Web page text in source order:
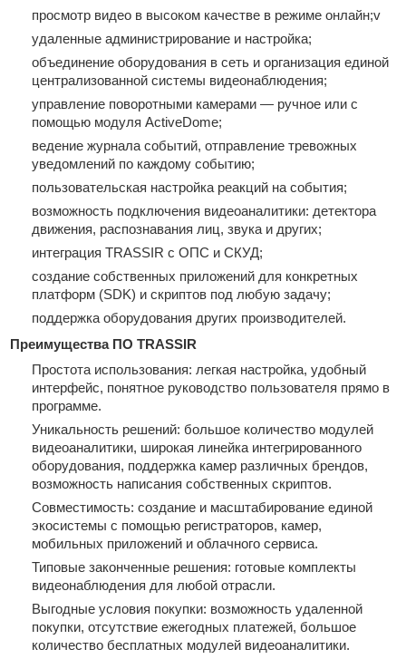
просмотр видео в высоком качестве в режиме онлайн;v
удаленные администрирование и настройка;
объединение оборудования в сеть и организация единой
централизованной системы видеонаблюдения;
управление поворотными камерами — ручное или с
помощью модуля ActiveDome;
ведение журнала событий, отправление тревожных
уведомлений по каждому событию;
пользовательская настройка реакций на события;
возможность подключения видеоаналитики: детектора
движения, распознавания лиц, звука и других;
интеграция TRASSIR с ОПС и СКУД;
создание собственных приложений для конкретных
платформ (SDK) и скриптов под любую задачу;
поддержка оборудования других производителей.
Преимущества ПО TRASSIR
Простота использования: легкая настройка, удобный
интерфейс, понятное руководство пользователя прямо в
программе.
Уникальность решений: большое количество модулей
видеоаналитики, широкая линейка интегрированного
оборудования, поддержка камер различных брендов,
возможность написания собственных скриптов.
Совместимость: создание и масштабирование единой
экосистемы с помощью регистраторов, камер,
мобильных приложений и облачного сервиса.
Типовые законченные решения: готовые комплекты
видеонаблюдения для любой отрасли.
Выгодные условия покупки: возможность удаленной
покупки, отсутствие ежегодных платежей, большое
количество бесплатных модулей видеоаналитики.